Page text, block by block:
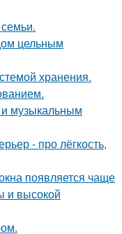
цельным
хранения.
и музыкальным
- про лёгкость,
появляется чаще
и высокой